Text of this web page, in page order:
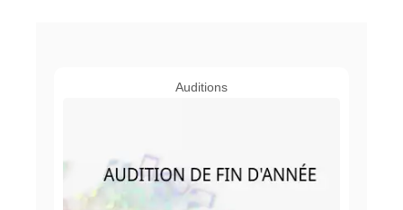
Auditions